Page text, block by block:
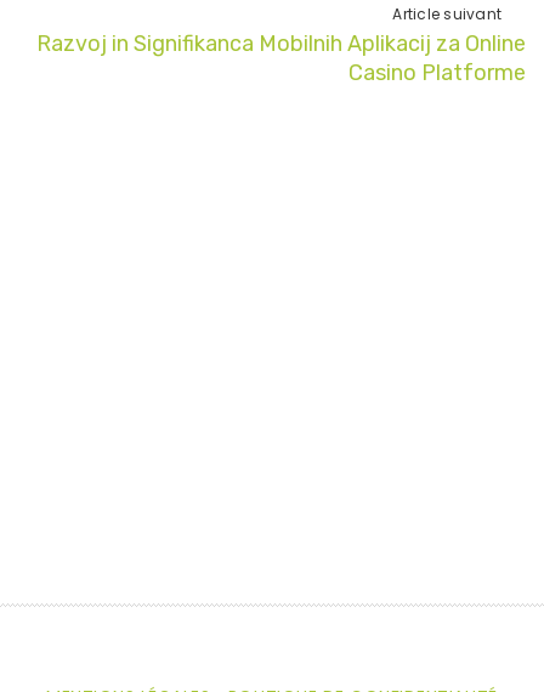
Article suivant
Razvoj in Signifikanca Mobilnih Aplikacij za Online
Casino Platforme